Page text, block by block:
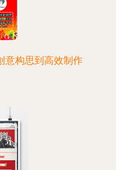
意构思到高效制作